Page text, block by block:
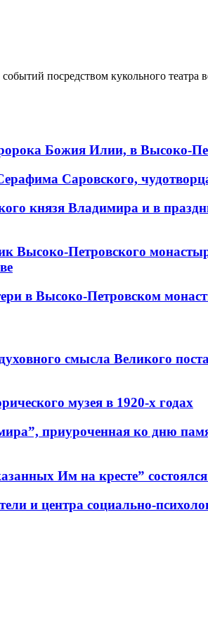
посредством кукольного
Божия Илии, в Высоко-
Саровского,
князя Владимира и в
Высоко-Петровского
в Высоко-Петровском
смысла Великого
музея в 1920-х годах
приуроченная ко дню
Им на кресте”
и центра социально-